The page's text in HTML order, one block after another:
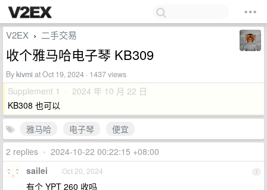
V2EX › 二手交易
收个雅马哈电子琴 KB309
Bykivmi at Oct 19, 2024 · 1437 views
Supplement 1 · 2024 年 10 月 22 日
KB308 也可以
雅马哈
电子琴
便宜
2 replies • 2024-10-22 00:22:15 +08:00
1
sailei Oct 20, 2024
有个 YPT 260 收吗